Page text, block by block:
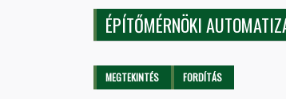
ÉPÍTŐMÉRNÖKI
Elsődleges fülek
MEGTEKINTÉS (AKTÍVFORDÍTÁS